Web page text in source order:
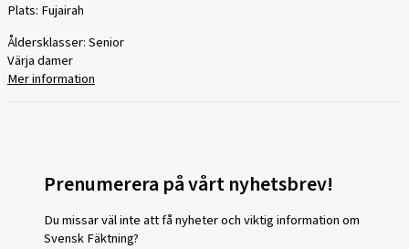
Plats: Fujairah
Åldersklasser: Senior
Värja damer
Mer information
Prenumerera på vårt nyhetsbrev!
Du missar väl inte att få nyheter och viktig information om
Svensk Fäktning?